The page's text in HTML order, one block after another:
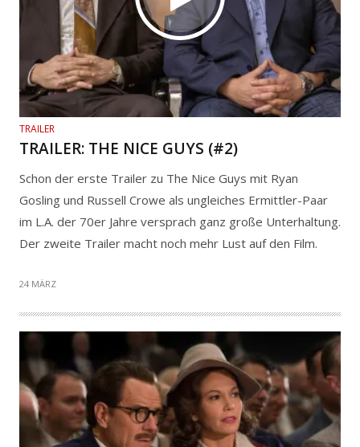
TRAILER
TRAILER: THE NICE GUYS (#2)
Schon der erste Trailer zu The Nice Guys mit Ryan
Gosling und Russell Crowe als ungleiches Ermittler-Paar
im L.A. der 70er Jahre versprach ganz große Unterhaltung.
Der zweite Trailer macht noch mehr Lust auf den Film.
24 MÄRZ